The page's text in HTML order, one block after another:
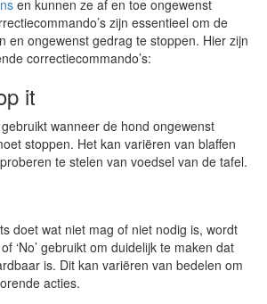
en kunnen ze af en toe ongewenst
zijn essentieel om de
en ongewenst gedrag te stoppen. Hier zijn
correctiecommando’s:
it
wanneer de hond ongewenst
stoppen. Het kan variëren van blaffen
te stelen van voedsel van de tafel.
doet wat niet mag of niet nodig is, wordt
‘No’ gebruikt om duidelijk te maken dat
is. Dit kan variëren van bedelen om
acties.